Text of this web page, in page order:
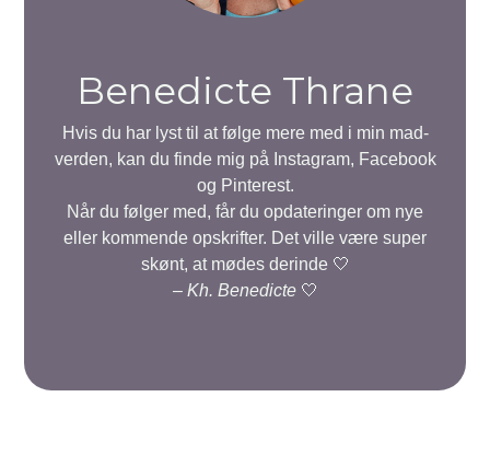
Benedicte Thrane
Hvis du har lyst til at følge mere med i min mad-
verden, kan du finde mig på Instagram, Facebook
og Pinterest.
Når du følger med, får du opdateringer om nye
eller kommende opskrifter. Det ville være super
skønt, at mødes derinde 🤍
– Kh. Benedicte🤍